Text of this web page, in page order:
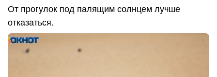
От прогулок под палящим солнцем лучше
отказаться.